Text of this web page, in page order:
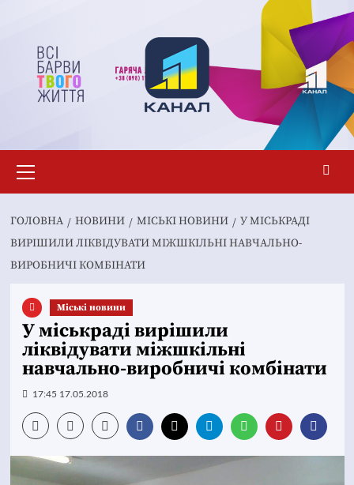
вмісту
меню
ГОЛОВНА НОВИНИ MІСЬКІ НОВИНИ
У МІСЬКРАДІ
ВИРІШИЛИ ЛІКВІДУВАТИ МІЖШКІЛЬНІ НАВЧАЛЬНО-
ВИРОБНИЧІ КОМБІНАТИ
Mіські новини
У міськраді вирішили
ліквідувати міжшкільні
навчально-виробничі комбінати
17:45 17.05.2018